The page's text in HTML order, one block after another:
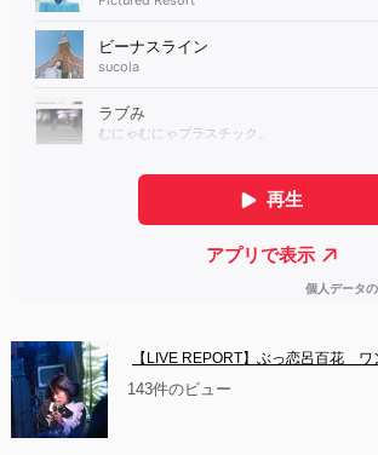
【LIVE REPORT】ぶっ恋呂百花　ワ
143件のビュー